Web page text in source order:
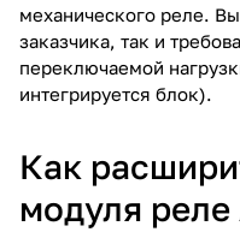
механического реле.
заказчика, так и
переключаемой
интегрируется блок).
Как
модуля